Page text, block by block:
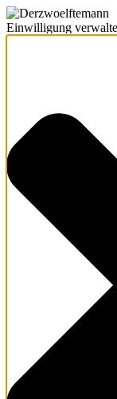
Einwilligung